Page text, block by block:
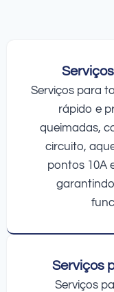
Serviços para
rápido e
queimadas,
circuito,
pontos 10A
Serviços
Serviços